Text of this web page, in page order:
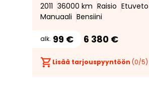
2011 36000 km Raisio Etuveto
Manuaali Bensiini
alk. 99 € 6 380 €
Lisää tarjouspyyntöön (0/5)